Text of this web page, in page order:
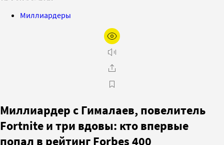
Миллиардеры
Миллиардер с Гималаев, повелитель
Fortnite и три вдовы: кто впервые
попал в рейтинг Forbes 400